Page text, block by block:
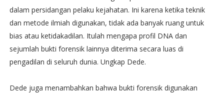
dalam persidangan pelaku kejahatan. Ini karena ketika teknik
dan metode ilmiah digunakan, tidak ada banyak ruang untuk
bias atau ketidakadilan. Itulah mengapa profil DNA dan
sejumlah bukti forensik lainnya diterima secara luas di
pengadilan di seluruh dunia. Ungkap Dede.
Dede juga menambahkan bahwa bukti forensik digunakan